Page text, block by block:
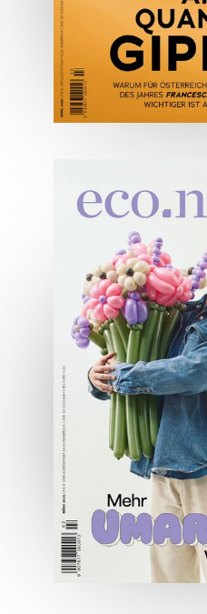
04/
JETZT
ONLINE